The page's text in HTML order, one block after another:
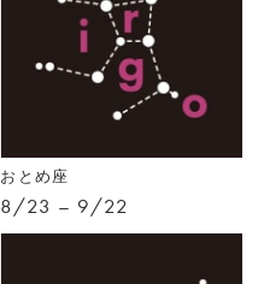
おとめ座
8/23 – 9/22